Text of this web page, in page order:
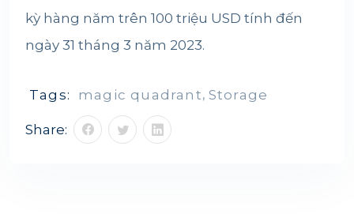
kỳ hàng năm trên 100 triệu USD tính đến
ngày 31 tháng 3 năm 2023.
Tags: magic quadrant, Storage
Share: